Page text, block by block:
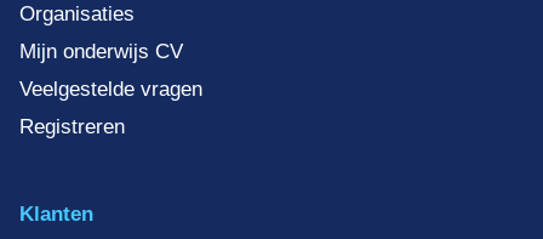
Organisaties
Mijn onderwijs CV
Veelgestelde vragen
Registreren
Klanten